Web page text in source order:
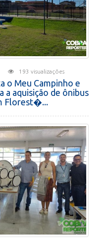
193 visualizações
o Meu Campinho e
a aquisição de ônibus
Florest�...